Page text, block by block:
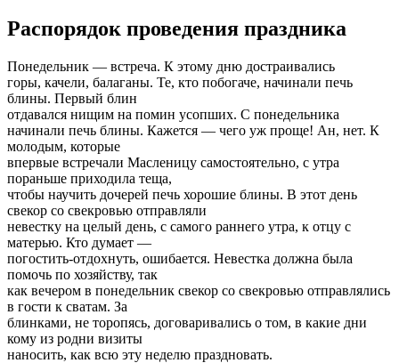
Распорядок проведения праздника
Понедельник — встреча. К этому дню достраивались
горы, качели, балаганы. Те, кто побогаче, начинали печь
блины. Первый блин
отдавался нищим на помин усопших. С понедельника
начинали печь блины. Кажется — чего уж проще! Ан, нет. К
молодым, которые
впервые встречали Масленицу самостоятельно, с утра
пораньше приходила теща,
чтобы научить дочерей печь хорошие блины. В этот день
свекор со свекровью отправляли
невестку на целый день, с самого раннего утра, к отцу с
матерью. Кто думает —
погостить-отдохнуть, ошибается. Невестка должна была
помочь по хозяйству, так
как вечером в понедельник свекор со свекровью отправлялись
в гости к сватам. За
блинками, не торопясь, договаривались о том, в какие дни
кому из родни визиты
наносить, как всю эту неделю праздновать.